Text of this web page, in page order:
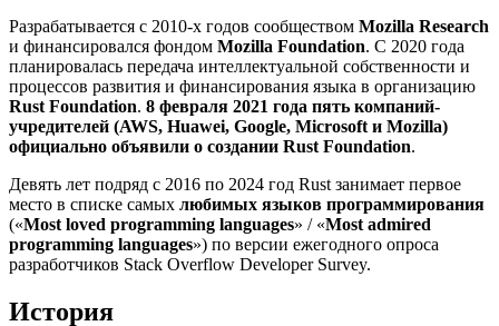
Разрабатывается с 2010-х годов сообществом Mozilla Research
и финансировался фондом Mozilla Foundation. С 2020 года
планировалась передача интеллектуальной собственности и
процессов развития и финансирования языка в организацию
Rust Foundation. 8 февраля 2021 года пять компаний-
учредителей (AWS, Huawei, Google, Microsoft и Mozilla)
официально объявили о создании Rust Foundation.
Девять лет подряд с 2016 по 2024 год Rust занимает первое
место в списке самых любимых языков программирования
(«Most loved programming languages» / «Most admired
programming languages») по версии ежегодного опроса
разработчиков Stack Overflow Developer Survey.
История